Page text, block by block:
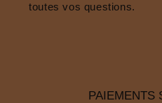
toutes vos questions.
PAIEMENTS